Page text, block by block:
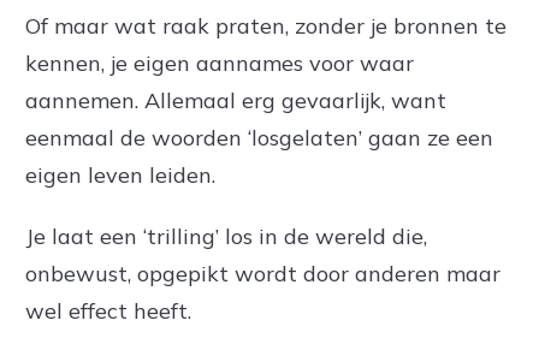
Of maar wat raak praten, zonder je bronnen te
kennen, je eigen aannames voor waar
aannemen. Allemaal erg gevaarlijk, want
eenmaal de woorden ‘losgelaten’ gaan ze een
eigen leven leiden.
Je laat een ‘trilling’ los in de wereld die,
onbewust, opgepikt wordt door anderen maar
wel effect heeft.